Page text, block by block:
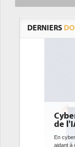
DERNIERS